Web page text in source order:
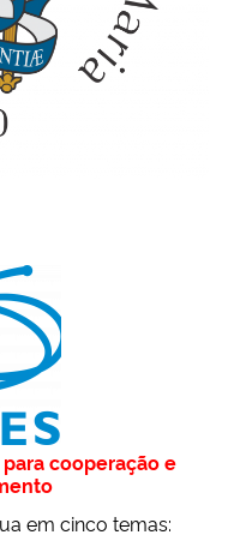
cooperação e
em cinco temas: